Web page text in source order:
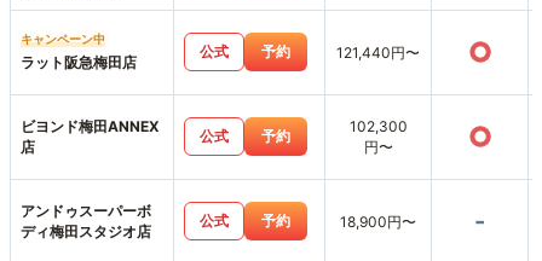
キャンペーン中
ラット阪急梅田店
公式 予約 121,440円〜 ○
ビヨンド梅田ANNEX
店
公式 予約
102,300
円〜
○
アンドゥスーパーボ
ディ梅田スタジオ店
公式 予約 18,900円〜 -